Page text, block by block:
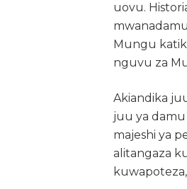
uovu.
Mungu
nguvu za
Akiandika
juu ya damu
majeshi ya
alitangaza